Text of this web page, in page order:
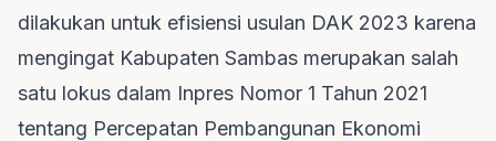
dilakukan untuk efisiensi usulan DAK 2023 karena
mengingat Kabupaten Sambas merupakan salah
satu lokus dalam Inpres Nomor 1 Tahun 2021
tentang Percepatan Pembangunan Ekonomi